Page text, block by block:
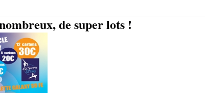
de super lots !